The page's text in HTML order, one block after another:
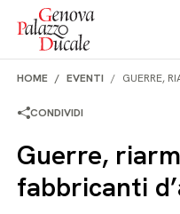
Salta al contenuto
HOME EVENTI GUERRE,
CONDIVIDI
Guerre,
fabbricanti